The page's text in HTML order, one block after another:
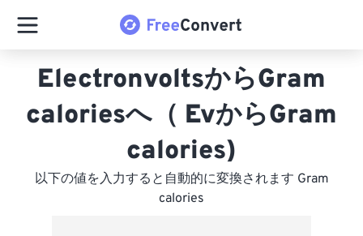
ElectronvoltsからGram
caloriesへ（ EvからGram
calories)
以下の値を入力すると自動的に変換されます Gram
calories